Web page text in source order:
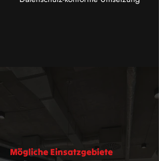
Mögliche Einsatzgebiete